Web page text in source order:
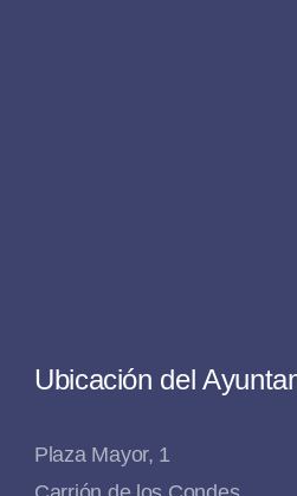
Ubicación del
Plaza Mayor, 1